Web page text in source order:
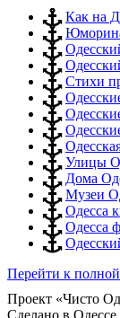
Как на
Стихи
Улицы
Дома
Музеи
Одесса
Одесса
Перейти к полной
Проект «Чисто